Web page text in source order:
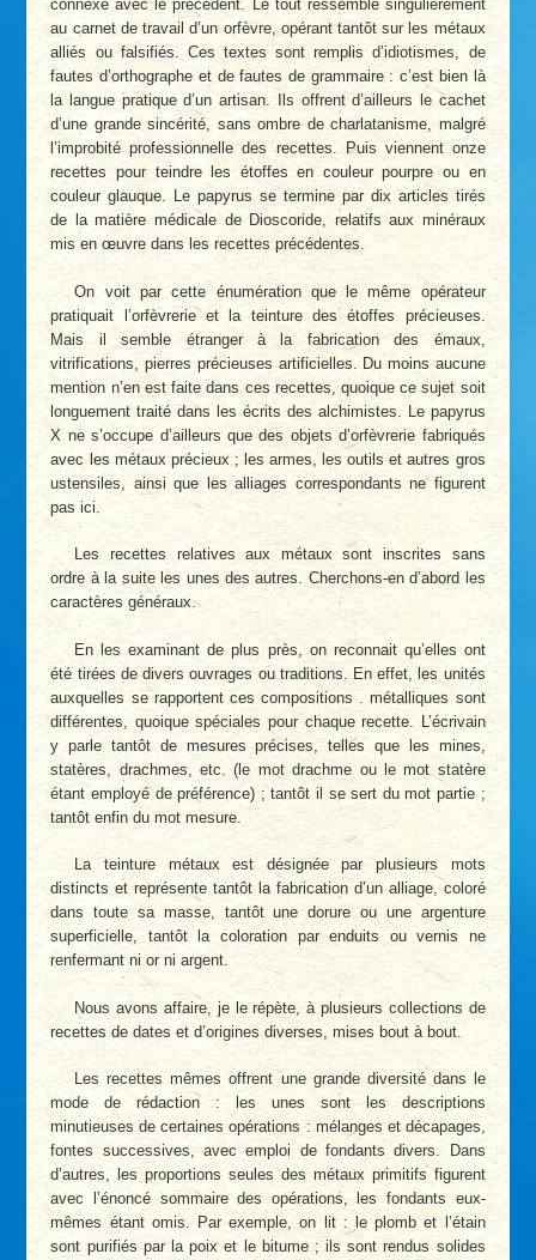
connexe avec le précédent. Le tout ressemble singulièrement
au carnet de travail d’un orfèvre, opérant tantôt sur les métaux
alliés ou falsifiés. Ces textes sont remplis d’idiotismes, de
fautes d’orthographe et de fautes de grammaire : c’est bien là
la langue pratique d’un artisan. Ils offrent d’ailleurs le cachet
d’une grande sincérité, sans ombre de charlatanisme, malgré
l’improbité professionnelle des recettes. Puis viennent onze
recettes pour teindre les étoffes en couleur pourpre ou en
couleur glauque. Le papyrus se termine par dix articles tirés
de la matière médicale de Dioscoride, relatifs aux minéraux
mis en œuvre dans les recettes précédentes.
On voit par cette énumération que le même opérateur
pratiquait l’orfèvrerie et la teinture des étoffes précieuses.
Mais il semble étranger à la fabrication des émaux,
vitrifications, pierres précieuses artificielles. Du moins aucune
mention n’en est faite dans ces recettes, quoique ce sujet soit
longuement traité dans les écrits des alchimistes. Le papyrus
X ne s’occupe d’ailleurs que des objets d’orfèvrerie fabriqués
avec les métaux précieux ; les armes, les outils et autres gros
ustensiles, ainsi que les alliages correspondants ne figurent
pas ici.
Les recettes relatives aux métaux sont inscrites sans
ordre à la suite les unes des autres. Cherchons-en d’abord les
caractères généraux.
En les examinant de plus près, on reconnait qu’elles ont
été tirées de divers ouvrages ou traditions. En effet, les unités
auxquelles se rapportent ces compositions . métalliques sont
différentes, quoique spéciales pour chaque recette. L’écrivain
y parle tantôt de mesures précises, telles que les mines,
statères, drachmes, etc. (le mot drachme ou le mot statère
étant employé de préférence) ; tantôt il se sert du mot partie ;
tantôt enfin du mot mesure.
La teinture métaux est désignée par plusieurs mots
distincts et représente tantôt la fabrication d’un alliage, coloré
dans toute sa masse, tantôt une dorure ou une argenture
superficielle, tantôt la coloration par enduits ou vernis ne
renfermant ni or ni argent.
Nous avons affaire, je le répète, à plusieurs collections de
recettes de dates et d’origines diverses, mises bout à bout.
Les recettes mêmes offrent une grande diversité dans le
mode de rédaction : les unes sont les descriptions
minutieuses de certaines opérations : mélanges et décapages,
fontes successives, avec emploi de fondants divers. Dans
d’autres, les proportions seules des métaux primitifs figurent
avec l’énoncé sommaire des opérations, les fondants eux-
mêmes étant omis. Par exemple, on lit : le plomb et l’étain
sont purifiés par la poix et le bitume ; ils sont rendus solides